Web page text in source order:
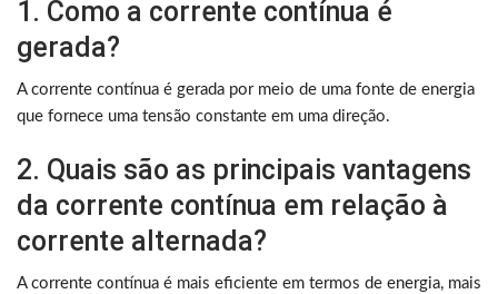
1. Como a corrente contínua é
gerada?
A corrente contínua é gerada por meio de uma fonte de energia
que fornece uma tensão constante em uma direção.
2. Quais são as principais vantagens
da corrente contínua em relação à
corrente alternada?
A corrente contínua é mais eficiente em termos de energia, mais